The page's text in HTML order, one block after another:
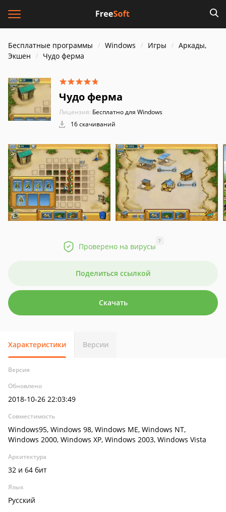
Бесплатные программы Windows Игры
Аркады,
Экшен
Чудо ферма
Чудо ферма
Лицензия: Бесплатно для Windows
16 скачиваний
Проверено на вирусы
?
Поделиться ссылкой
Скачать
Характеристики Версии
Версия
Обновлено
2018-10-26 22:03:49
Совместимость
Windows95, Windows 98, Windows ME, Windows NT,
Windows 2000, Windows XP, Windows 2003, Windows Vista
Архитектура
32 и 64 бит
Язык
Русский